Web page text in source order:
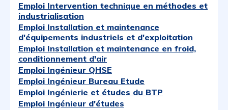
Emploi Intervention technique en méthodes et
industrialisation
Emploi Installation et maintenance
d'équipements industriels et d'exploitation
Emploi Installation et maintenance en froid,
conditionnement d'air
Emploi Ingénieur QHSE
Emploi Ingénieur Bureau Etude
Emploi Ingénierie et études du BTP
Emploi Ingénieur d'études